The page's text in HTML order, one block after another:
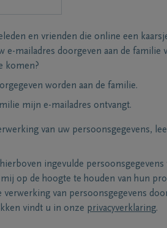
en vrienden die online een
e-mailadres doorgeven aan de familie
komen?
worden aan de familie.
mijn e-mailadres ontvangt.
van uw persoonsgegevens,
ingevulde
op de hoogte te houden van hun
van persoonsgegevens
vindt u in onze privacyverklaring.